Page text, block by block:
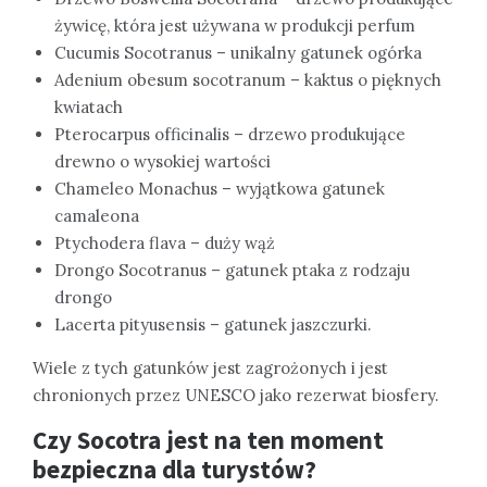
żywicę, która jest używana w produkcji perfum
Cucumis Socotranus – unikalny gatunek ogórka
Adenium obesum socotranum – kaktus o pięknych
kwiatach
Pterocarpus officinalis – drzewo produkujące
drewno o wysokiej wartości
Chameleo Monachus – wyjątkowa gatunek
camaleona
Ptychodera flava – duży wąż
Drongo Socotranus – gatunek ptaka z rodzaju
drongo
Lacerta pityusensis – gatunek jaszczurki.
Wiele z tych gatunków jest zagrożonych i jest
chronionych przez UNESCO jako rezerwat biosfery.
Czy Socotra jest na ten moment
bezpieczna dla turystów?